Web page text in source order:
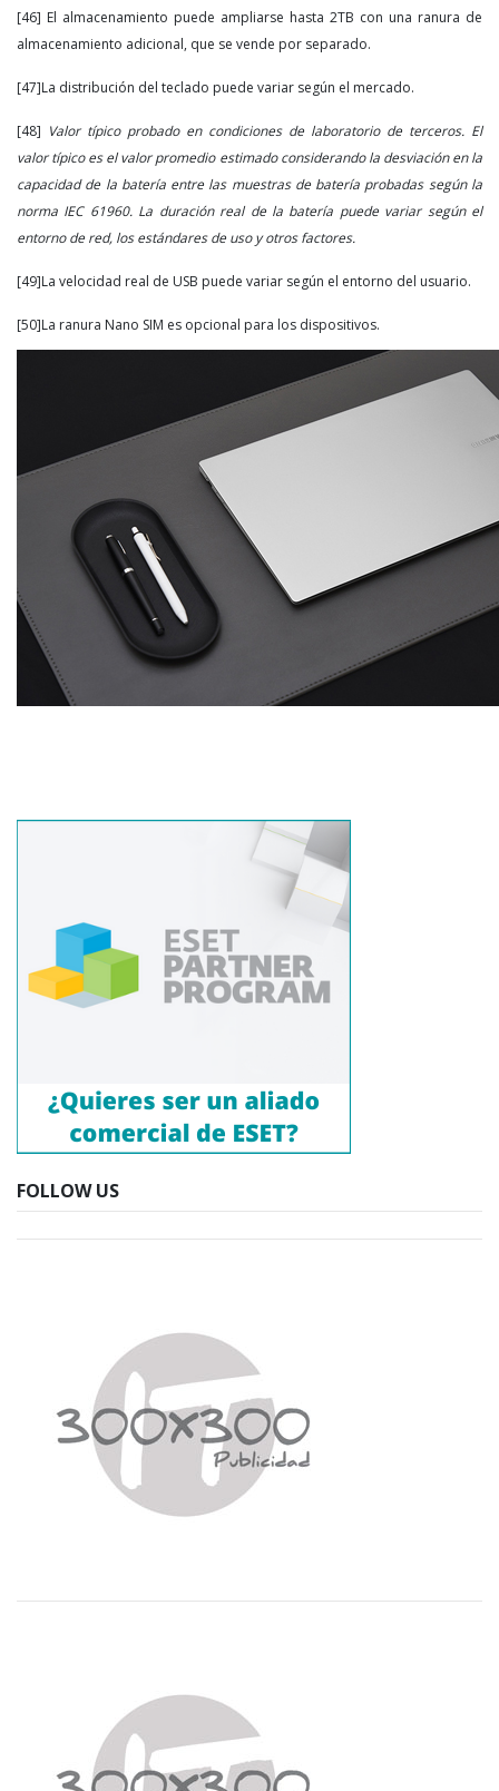
[46] El almacenamiento puede ampliarse hasta 2TB con una ranura de
almacenamiento adicional, que se vende por separado.
[47]La distribución del teclado puede variar según el mercado.
[48] Valor típico probado en condiciones de laboratorio de terceros. El
valor típico es el valor promedio estimado considerando la desviación en la
capacidad de la batería entre las muestras de batería probadas según la
norma IEC 61960. La duración real de la batería puede variar según el
entorno de red, los estándares de uso y otros factores.
[49]La velocidad real de USB puede variar según el entorno del usuario.
[50]La ranura Nano SIM es opcional para los dispositivos.
FOLLOW US